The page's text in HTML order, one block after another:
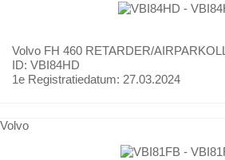
Volvo FH 460 RETARDER/AIRPARKOLL
ID: VBI84HD
1e Registratiedatum: 27.03.2024
Volvo